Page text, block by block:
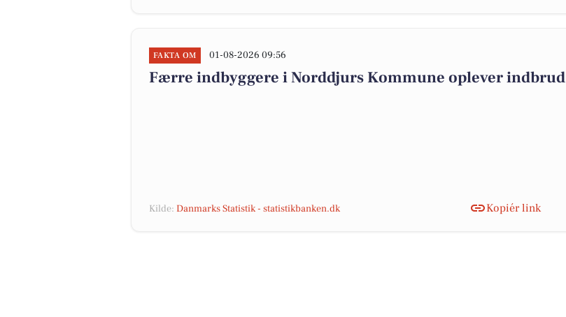
FAKTA OM 01-08-2026 09:56
Færre indbyggere i Norddjurs Kommune oplever indbrud
Kilde: Danmarks Statistik - statistikbanken.dk Kopiér link